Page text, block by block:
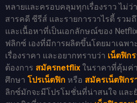
หลายและครอบคลุมทุกเรื่องราว ไม่ว่
สารคดี ซีรีส์ และรายการวาไรตี้ รวม
และเนื้อหาที่เป็นเอกลักษณ์ของ
ฟลิกซ์ เองที่มีการผลิตขึ้นโดยมาเฉพ
เรื่องราคา และอยากทราบว่า เน็ตฟิก
ต้องการ สมัครnetflix ในราคาที่คุ้มค่
ศึกษา โปรเน็ตฟิก หรือ สมัครเน็ตฟิกร
ลิกซ์มักจะมีโปรโมชั่นที่น่าสนใจ และ